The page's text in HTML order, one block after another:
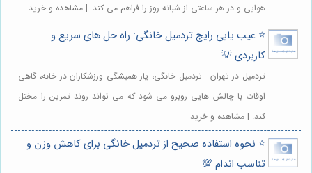
هوایی و در هر ساعتی از شبانه روز را فراهم می کند. | مشاهده و خرید
⭐️ عیب یابی رایج تردمیل خانگی: راه حل های سریع و
کاربردی 💡
تردمیل در تهران - تردمیل خانگی، یار همیشگی ورزشکاران در خانه، گاهی
اوقات با چالش هایی روبرو می شود که می تواند روند تمرین را مختل
کند. | مشاهده و خرید
⭐️ نحوه استفاده صحیح از تردمیل خانگی برای کاهش وزن و
تناسب اندام 💯